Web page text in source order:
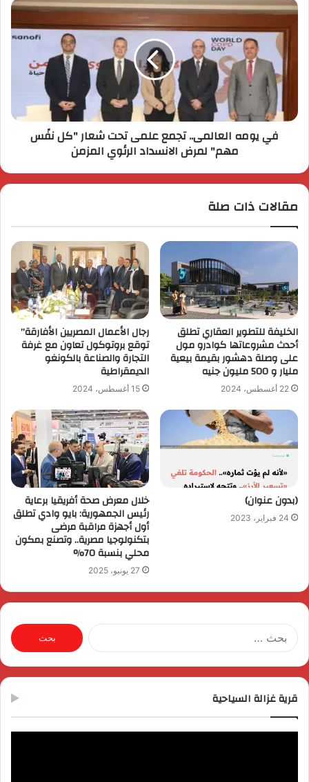
في يومه العالمى.. تجمع علمى تحت شعار "كل نفًس
مهم" لمرض الانسداد الرئوي المزمن
مقالات ذات صلة
الخليفة للتطوير العقاري تطلق
أحدث مشروعاتها كوادرو مول
على وصلة دهشور بقيمة بيعية
مليار و 500 مليون جنيه
22 أغسطس، 2024
رجال الأعمال المصريين الأفارقة”
توقع بروتوكول تعاون مع غرفة
التجارة والصناعة بالكونغو
الديمقراطية
15 أغسطس، 2024
(بدون عنوان)
24 فبراير، 2023
خلال معرض صحة أفريقيا برعاية
رئيس الجمهورية: بايو وادي تطلق
أول أجهزة مراقبة مرضى
بتكنولوجيا مصرية.. وتصنع بمكون
محلي بنسبة 70%
27 يونيو، 2025
البحث
عن:
قرية غزالة السياحية